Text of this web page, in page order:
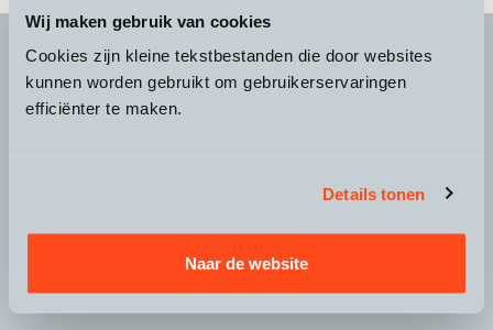
Wij maken gebruik van cookies
Cookies zijn kleine tekstbestanden die door websites
kunnen worden gebruikt om gebruikerservaringen
efficiënter te maken.
Details tonen
Naar de website
It's more than achoice